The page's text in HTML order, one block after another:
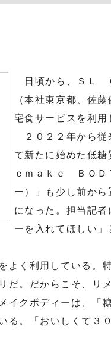
日頃から、ＳＬ
（本社東京都、佐
宅食サービスを利用
２０２２年から従
て新たに始めた低糖
ｅｍａｋｅ ＢＯＤ
ー）」も少し前から
になった。担当記者
ーを入れてほしい
く利用している。
だ。だからこそ、リ
イクボディーは、「
る。「おいしくて３